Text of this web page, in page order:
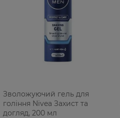
Зволожуючий гель для
гоління Nivea Захист та
догляд, 200 мл